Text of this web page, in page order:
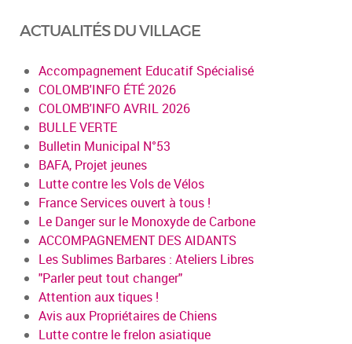
ACTUALITÉS DU VILLAGE
Accompagnement Educatif Spécialisé
COLOMB'INFO ÉTÉ 2026
COLOMB'INFO AVRIL 2026
BULLE VERTE
Bulletin Municipal N°53
BAFA, Projet jeunes
Lutte contre les Vols de Vélos
France Services ouvert à tous !
Le Danger sur le Monoxyde de Carbone
ACCOMPAGNEMENT DES AIDANTS
Les Sublimes Barbares : Ateliers Libres
"Parler peut tout changer"
Attention aux tiques !
Avis aux Propriétaires de Chiens
Lutte contre le frelon asiatique